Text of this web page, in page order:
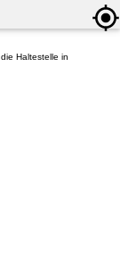
Haltestelle in